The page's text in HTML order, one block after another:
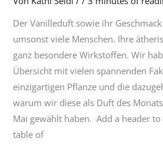
Der Vanilleduft sowie ihr
umsonst viele Menschen. Ihre
ganz besondere Wirkstoffen. Wir
Übersicht mit vielen spannenden
einzigartigen Pflanze und die
warum wir diese als Duft des
Mai gewählt haben. Add a header
table of